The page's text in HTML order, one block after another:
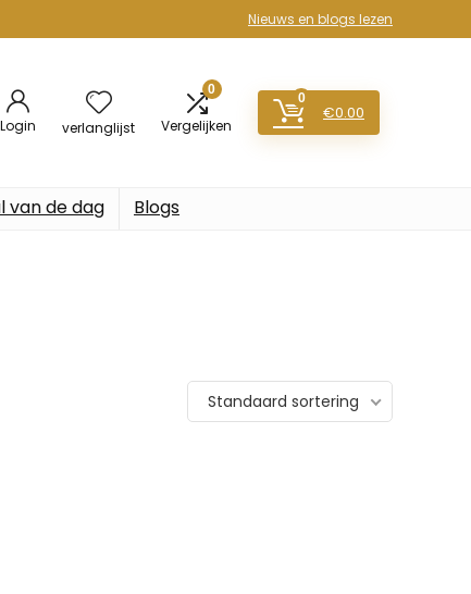
Nieuws en blogs lezen
Login verlanglijst
0
Vergelijken
0
€0.00
van de dag Blogs
Standaard sortering